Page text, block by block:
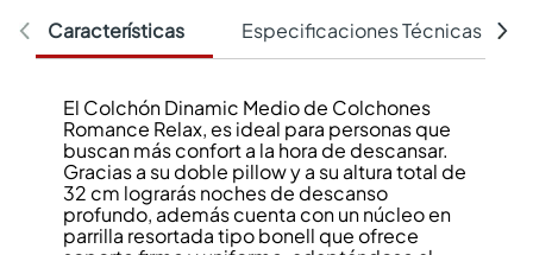
Características Especificaciones Técnicas
El Colchón Dinamic Medio de Colchones
Romance Relax, es ideal para personas que
buscan más confort a la hora de descansar.
Gracias a su doble pillow y a su altura total de
32 cm lograrás noches de descanso
profundo, además cuenta con un núcleo en
parrilla resortada tipo bonell que ofrece